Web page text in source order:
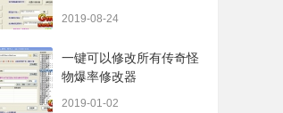
2019-08-24
一键可以修改所有传奇怪
物爆率修改器
2019-01-02